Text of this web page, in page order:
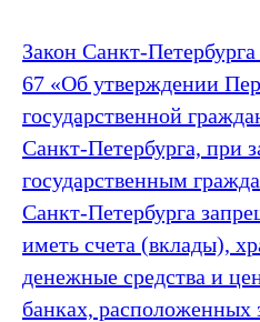
Закон
67 «Об утверждении
государственной
Санкт‑Петербурга, при
государственным
Санкт‑Петербурга
иметь счета (вклады),
денежные средства и
банках, расположенных